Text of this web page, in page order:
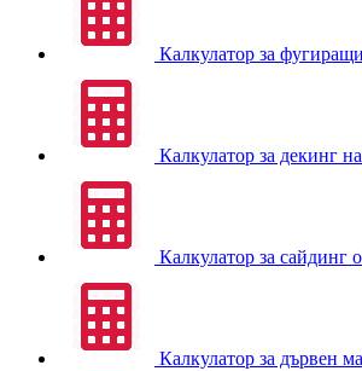
Калкулатор за
Калкулатор за декинг
Калкулатор за сайдинг
Калкулатор за дървен